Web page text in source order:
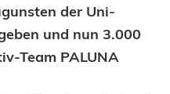
der Uni-
und nun 3.000
Team PALUNA